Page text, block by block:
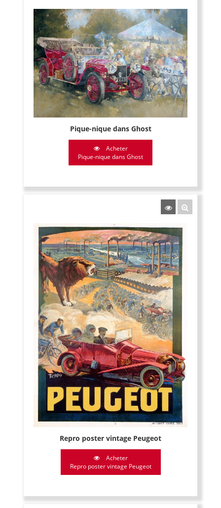
Pique-nique dans Ghost
Acheter
Pique-nique dans Ghost
Repro poster vintage Peugeot
Acheter
Repro poster vintage Peugeot